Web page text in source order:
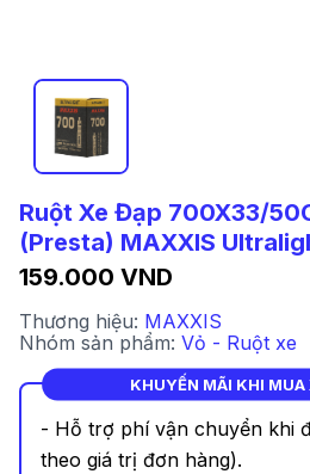
Ruột Xe Đạp 700X33/
(Presta) MAXXIS
159.000 VND
Thương hiệu: MAXXIS
Nhóm sản phẩm: Vỏ - Ruột xe
KHUYẾN MÃI KHI MUA
- Hỗ trợ phí vận chuyển khi
theo giá trị đơn hàng).